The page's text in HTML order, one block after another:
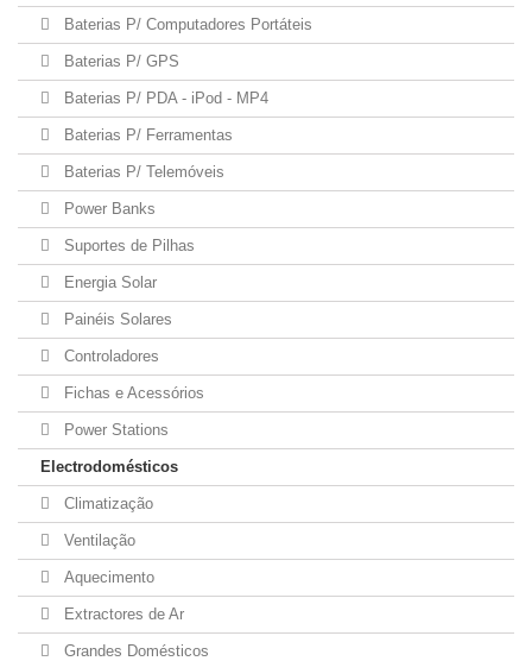
Baterias P/ Computadores Portáteis
Baterias P/ GPS
Baterias P/ PDA - iPod - MP4
Baterias P/ Ferramentas
Baterias P/ Telemóveis
Power Banks
Suportes de Pilhas
Energia Solar
Painéis Solares
Controladores
Fichas e Acessórios
Power Stations
Electrodomésticos
Climatização
Ventilação
Aquecimento
Extractores de Ar
Grandes Domésticos